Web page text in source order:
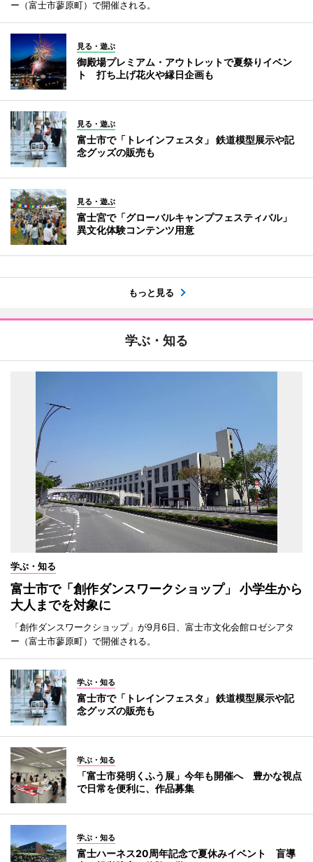
ー（富士市蓼原町）で開催される。
見る・遊ぶ
御殿場プレミアム・アウトレットで夏祭りイベン
ト 打ち上げ花火や縁日企画も
見る・遊ぶ
富士市で「トレインフェスタ」 鉄道模型展示や記
念グッズの販売も
見る・遊ぶ
富士宮で「グローバルキャンプフェスティバル」
異文化体験コンテンツ用意
もっと見る
学ぶ・知る
学ぶ・知る
富士市で「創作ダンスワークショップ」 小学生から
大人までを対象に
「創作ダンスワークショップ」が9月6日、富士市文化会館ロゼシアタ
ー（富士市蓼原町）で開催される。
学ぶ・知る
富士市で「トレインフェスタ」 鉄道模型展示や記
念グッズの販売も
学ぶ・知る
「富士市発明くふう展」今年も開催へ 豊かな視点
で日常を便利に、作品募集
学ぶ・知る
富士ハーネス20周年記念で夏休みイベント 盲導